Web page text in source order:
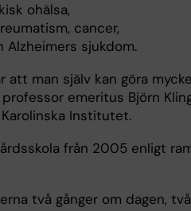
ohälsa,
cancer,
sjukdom.
man själv kan göra
emeritus Björn
Institutet.
från 2005 enligt
två gånger om dagen, två